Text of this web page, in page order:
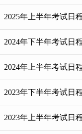
2025年上半年考试日
2024年下半年考试日
2024年上半年考试日
2023年下半年考试日
2023年上半年考试日